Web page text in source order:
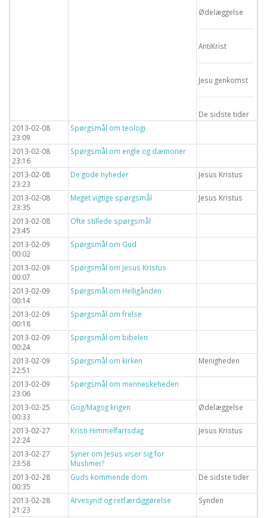
Ødelæggelse
AntiKrist
Jesu genkomst
De sidste tider
2013-02-08
23:09
Spørgsmål om teologi
2013-02-08
23:16
Spørgsmål om engle og dæmoner
2013-02-08
23:23
De gode nyheder Jesus Kristus
2013-02-08
23:35
Meget vigtige spørgsmål Jesus Kristus
2013-02-08
23:45
Ofte stillede spørgsmål
2013-02-09
00:02
Spørgsmål om Gud
2013-02-09
00:07
Spørgsmål om Jesus Kristus
2013-02-09
00:14
Spørgsmål om Helligånden
2013-02-09
00:18
Spørgsmål om frelse
2013-02-09
00:24
Spørgsmål om bibelen
2013-02-09
22:51
Spørgsmål om kirken Menigheden
2013-02-09
23:06
Spørgsmål om menneskeheden
2013-02-25
00:33
Gog/Magog krigen Ødelæggelse
2013-02-27
22:24
Kristi Himmelfartsdag Jesus Kristus
2013-02-27
23:58
Syner om Jesus viser sig for
Muslimer?
2013-02-28
00:35
Guds kommende dom De sidste tider
2013-02-28
21:23
Arvesynd og retfærdiggørelse Synden